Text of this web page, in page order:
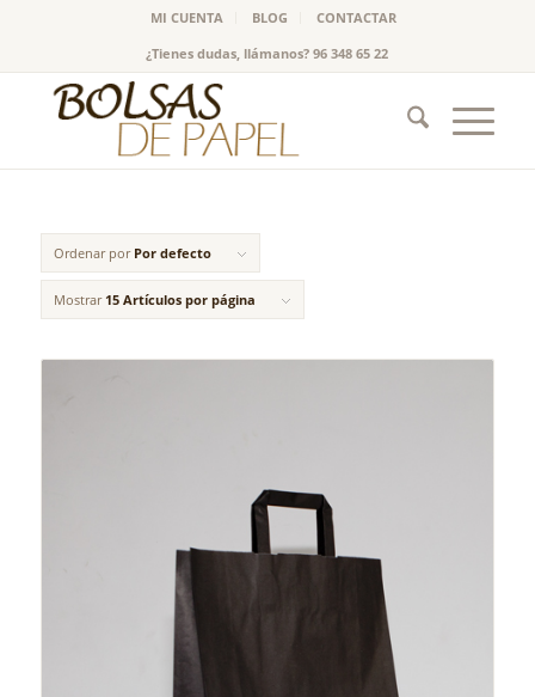
MI CUENTA BLOG
CONTACTAR
¿Tienes dudas, llámanos? 96 348 65 22
Ordenar por Por defecto
Mostrar 15 Artículos por página